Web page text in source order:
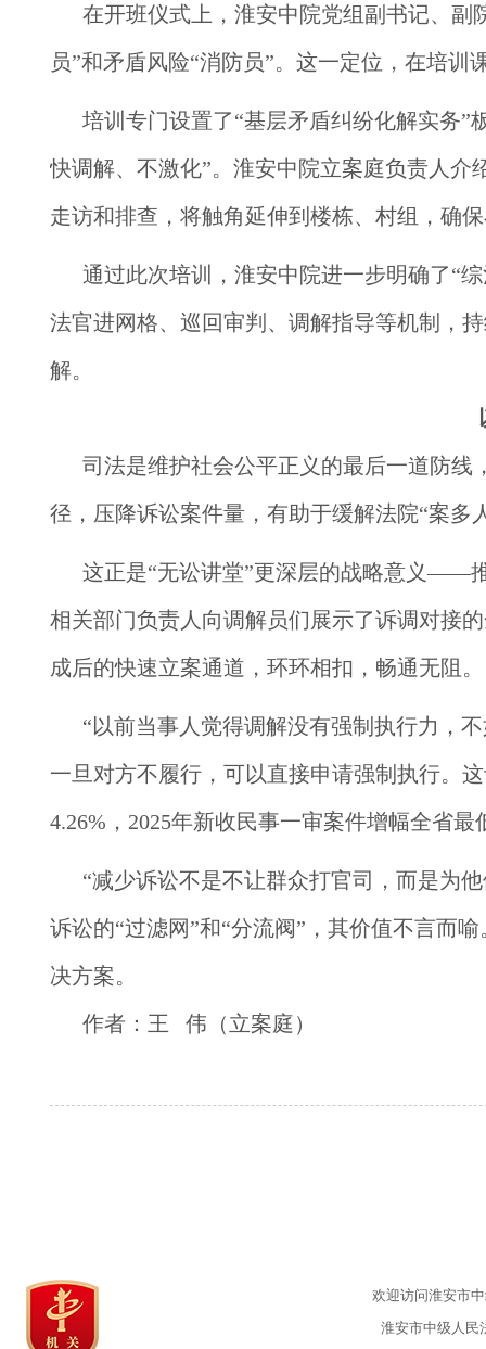
在开班仪式上，淮安中院党组副书记、副
员”和矛盾风险“消防员”。这一定位，在培训
培训专门设置了“基层矛盾纠纷化解实务”
快调解、不激化”。淮安中院立案庭负责人介
走访和排查，将触角延伸到楼栋、村组，确
通过此次培训，淮安中院进一步明确了“
法官进网格、巡回审判、调解指导等机制，
解。
司法是维护社会公平正义的最后一道防
径，压降诉讼案件量，有助于缓解法院“案
这正是“无讼讲堂”更深层的战略意义——
相关部门负责人向调解员们展示了诉调对接
成后的快速立案通道，环环相扣，畅通无阻。
“以前当事人觉得调解没有强制执行力，
一旦对方不履行，可以直接申请强制执行。
4.26%，2025年新收民事一审案件增幅全省最
“减少诉讼不是不让群众打官司，而是为
诉讼的“过滤网”和“分流阀”，其价值不言而
决方案。
作者：王   伟（立案庭）
欢迎访问淮安市
淮安市中级人